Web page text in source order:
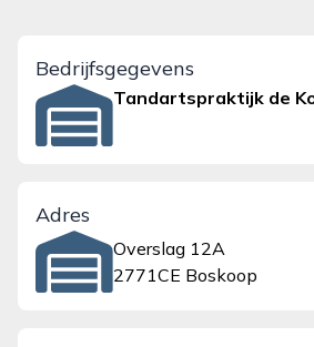
Bedrijfsgegevens
Tandartspraktijk de
Adres
Overslag 12A
2771CE Boskoop